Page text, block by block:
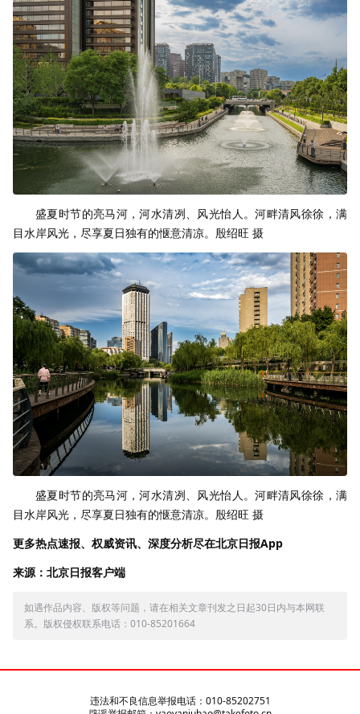
盛夏时节的亮马河，河水清冽、风光怡人。河畔清风徐徐，满
目水岸风光，尽享夏日独有的惬意清凉。殷绍旺 摄
盛夏时节的亮马河，河水清冽、风光怡人。河畔清风徐徐，满
目水岸风光，尽享夏日独有的惬意清凉。殷绍旺 摄
更多热点速报、权威资讯、深度分析尽在北京日报App
来源：北京日报客户端
如遇作品内容、版权等问题，请在相关文章刊发之日起30日内与本网联
系。版权侵权联系电话：010-85201664
违法和不良信息举报电话：010-85202751